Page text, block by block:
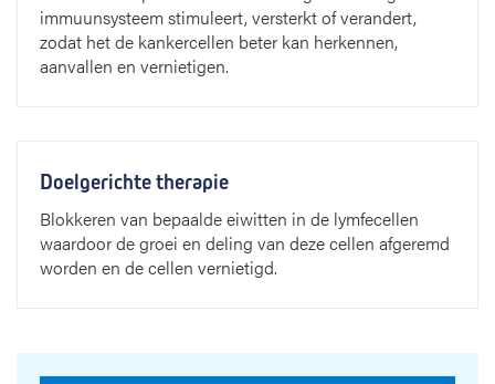
immuunsysteem stimuleert, versterkt of verandert,
zodat het de kankercellen beter kan herkennen,
aanvallen en vernietigen.
Doelgerichte therapie
Blokkeren van bepaalde eiwitten in de lymfecellen
waardoor de groei en deling van deze cellen afgeremd
worden en de cellen vernietigd.